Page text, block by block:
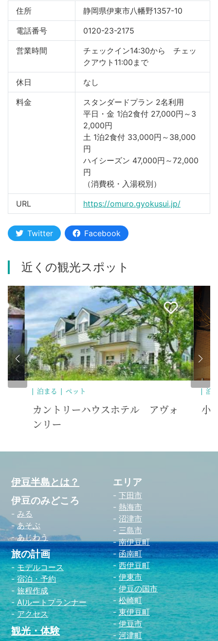
住所 静岡県伊東市八幡野1357-10
電話番号 0120-23-2175
営業時間
チェックイン14:30から チェッ
クアウト11:00まで
休日 なし
料金
スタンダードプラン 2名利用
平日・金 1泊2食付 27,000円～3
2,000円
土 1泊2食付 33,000円～38,000
円
ハイシーズン 47,000円～72,000
円
（消費税・入湯税別）
URL https://omuro.gyokusui.jp/
Twitter Facebook
近くの観光スポット
泊まる
小さな湯の宿みたにや
歴
ア
伊豆半島とは？
伊豆のみどころ
みる
あそぶ
あじわう
旅の計画
モデルコース
宿泊・予約
旅程作成
AIルートプランナー
アクセス
観光・体験
エリア
下田市
熱海市
沼津市
三島市
南伊豆町
函南町
西伊豆町
伊東市
伊豆の国市
松崎町
東伊豆町
伊豆市
河津町